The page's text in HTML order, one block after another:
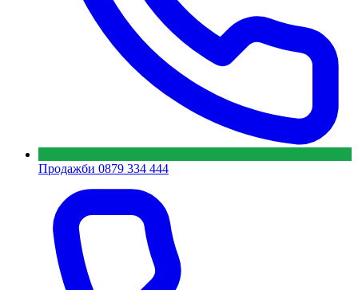
Продажби 0879 334 444